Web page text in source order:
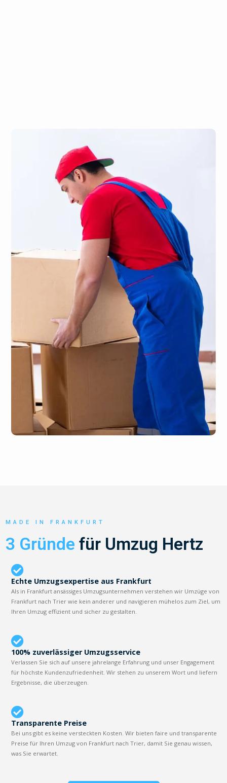
MADE IN FRANKFURT
3 Gründe für Umzug Hertz
Echte Umzugsexpertise aus Frankfurt
Als in Frankfurt ansässiges Umzugsunternehmen verstehen wir Umzüge von
Frankfurt nach Trier wie kein anderer und navigieren mühelos zum Ziel, um
Ihren Umzug effizient und sicher zu gestalten.
100% zuverlässiger Umzugsservice
Verlassen Sie sich auf unsere jahrelange Erfahrung und unser Engagement
für höchste Kundenzufriedenheit. Wir stehen zu unserem Wort und liefern
Ergebnisse, die überzeugen.
Transparente Preise
Bei uns gibt es keine versteckten Kosten. Wir bieten faire und transparente
Preise für Ihren Umzug von Frankfurt nach Trier, damit Sie genau wissen,
was Sie erwartet.